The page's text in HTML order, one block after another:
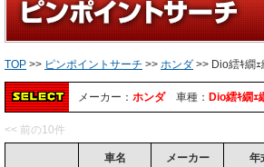
TOP >> ピンポイントサーチ >> ホンダ >> Dio繧ｷ繝ｪ
メーカー： ホンダ車種： Dio繧ｷ繝ｪ
<< 前の10件
車名 メーカー 年